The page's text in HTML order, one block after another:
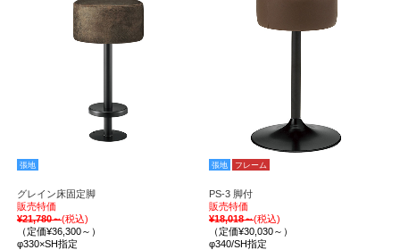
張地
グレイン床固定脚
販売特価
¥21,780～(税込)
（定価¥36,300～）
φ330×SH指定
張地 フレーム
PS-3 脚付
販売特価
¥18,018～(税込)
（定価¥30,030～）
φ340/SH指定